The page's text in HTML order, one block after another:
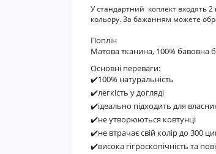
У стандартний коплект входять
кольору. За бажанням можете
Поплін
Матова тканина, 100% бавовна
Основні переваги:
✔️100% натуральність
✔️легкість у догляді
✔️ідеально підходить для
✔️не утворюються ковтунці
✔️не втрачає свій колір до 300
✔️висока гігроскопічність та